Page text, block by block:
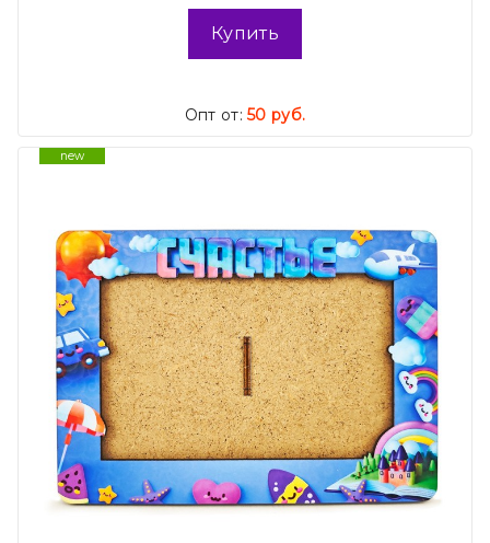
Купить
Опт от:50 руб.
new